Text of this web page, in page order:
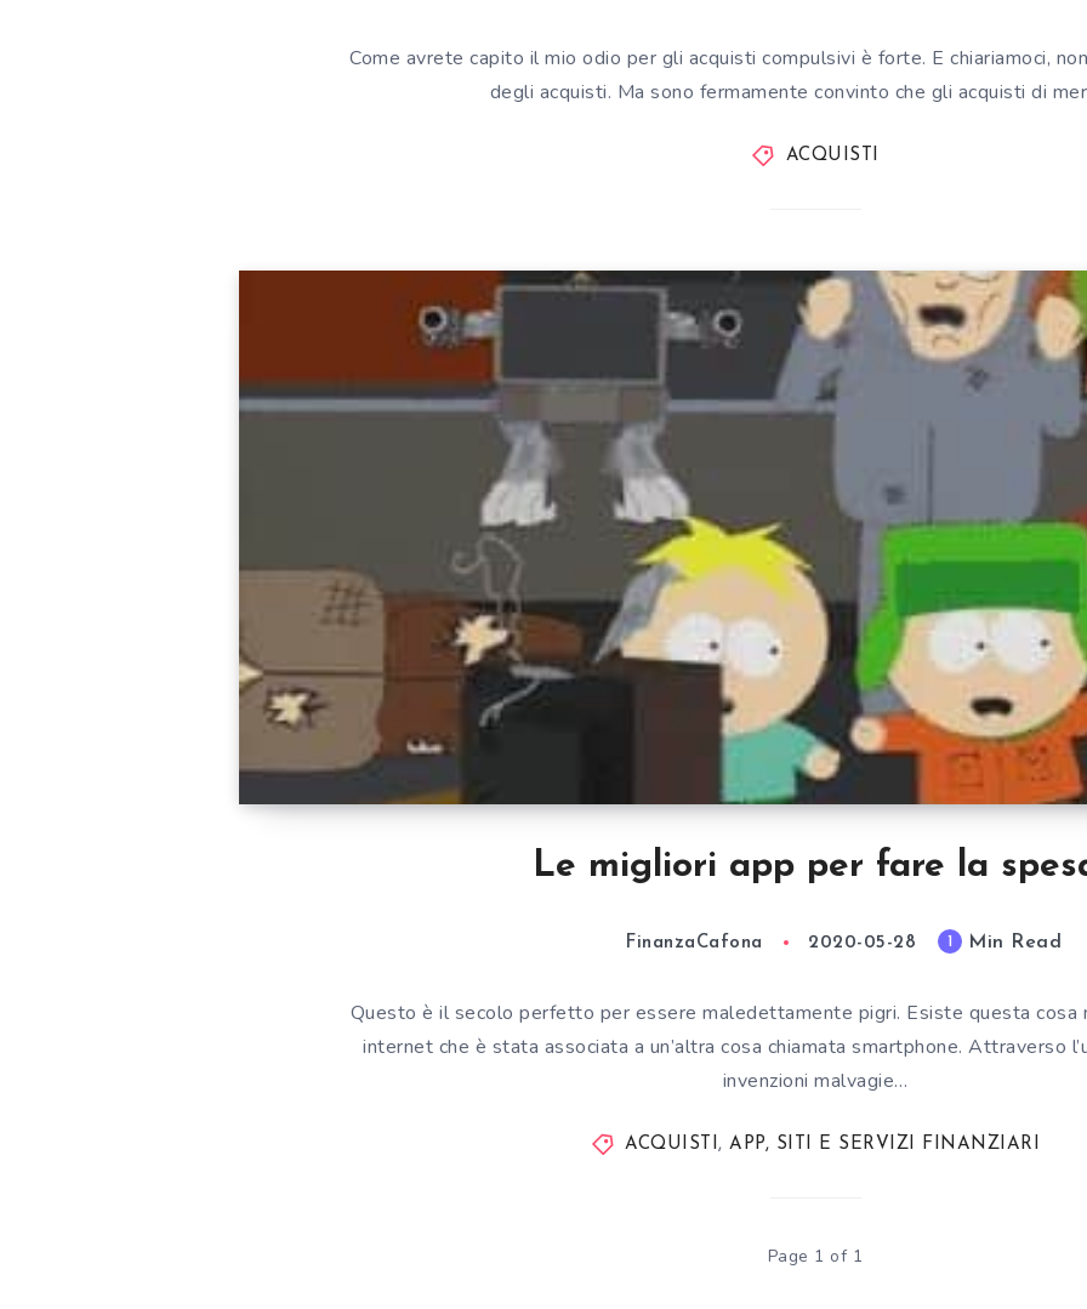
Come avrete capito il mio odio per gli acquisti compulsivi è forte. E chiariamoci,
degli acquisti. Ma sono fermamente convinto che gli acquisti di
ACQUISTI
Le migliori app per fare la
FinanzaCafona 2020-05-28 Min Read
Questo è il secolo perfetto per essere maledettamente pigri. Esiste questa cosa
internet che è stata associata a un’altra cosa chiamata smartphone. Attraverso
invenzioni malvagie…
ACQUISTI,APP, SITI E SERVIZI FINANZIARI
Page 1 of 1